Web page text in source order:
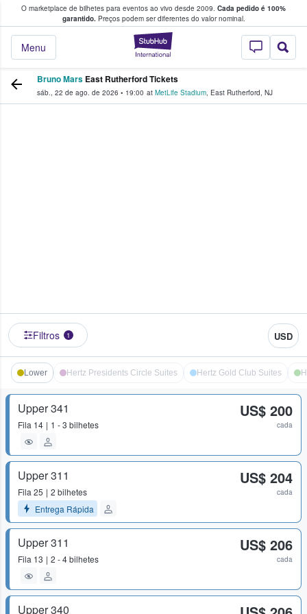
O marketplace de bilhetes para eventos ao vivo desde 2009. Cada pedido é 100%
garantido.Preços podem ser diferentes do valor nominal.
StubHub – onde
Menu
fãs compram e vendem bilhetes
Bruno Mars East Rutherford Tickets
sáb., 22 de ago. de 2026 • 19:00 at MetLife Stadium, East Rutherford, NJ
Filtros 1 USD
Lower Hertz Presidents Circle Suites Hertz Gold Club Suites
Upper 341
Fila 14 1 - 3 bilhetes
US$ 200
cada
Upper 311
Fila 25
2 bilhetes
Entrega Rápida
US$ 204
cada
Upper 311
Fila 13 2 - 4 bilhetes
US$ 206
cada
Upper 340